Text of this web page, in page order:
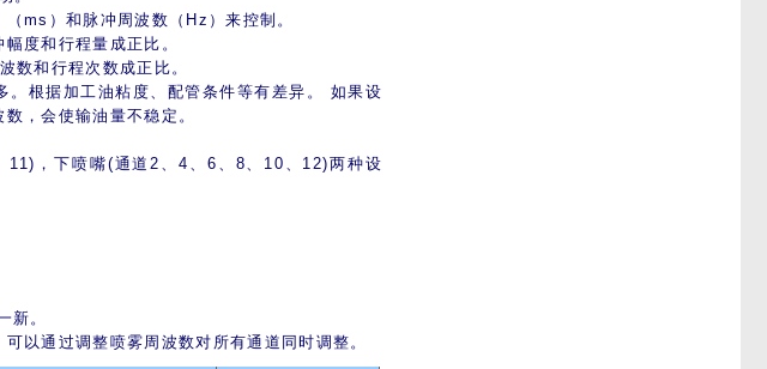
ms）和脉冲周波数（Hz）来控制。
度和行程量成正比。
数和行程次数成正比。
。根据加工油粘度、配管条件等有差异。 如果设
，会使输油量不稳定。
，下喷嘴(通道2、4、6、8、10、12)两种设
新。
以通过调整喷雾周波数对所有通道同时调整。